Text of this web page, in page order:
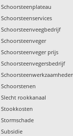
Schoorsteenplateau
Schoorsteenservices
Schoorsteenveegbedrijf
Schoorsteenveger
Schoorsteenveger prijs
Schoorsteenvegersbedrijf
Schoorsteenwerkzaamheden
Schoorstenen
Slecht rookkanaal
Stookkosten
Stormschade
Subsidie